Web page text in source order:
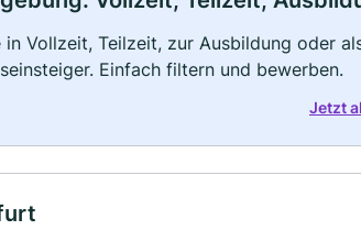
Vollzeit, Teilzeit, zur Ausbildung oder
Einfach filtern und bewerben.
Jetzt